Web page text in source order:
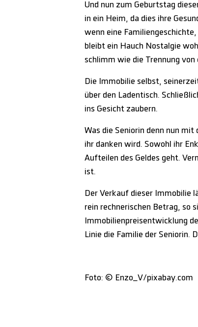
Und nun zum Geburtstag
in ein Heim, da dies ihre
wenn eine
bleibt ein Hauch Nostalgie
schlimm wie die Trennung
Die Immobilie selbst,
über den Ladentisch.
ins Gesicht zaubern.
Was die Seniorin denn nun
ihr danken wird. Sowohl ihr
Aufteilen des Geldes geht.
ist.
Der Verkauf dieser Immobilie
rein rechnerischen Betrag, so
Immobilienpreisentwicklung
Linie die Familie der Seniorin.
Foto: © Enzo_V/pixabay.com